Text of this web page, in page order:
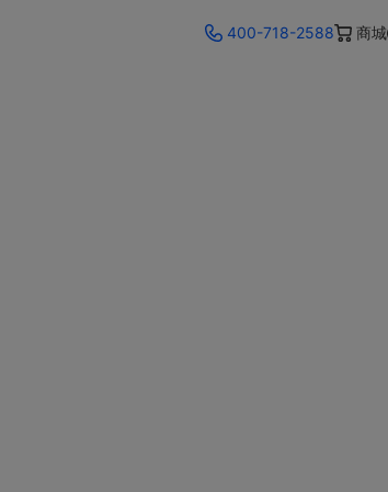
400-718-2588 商城